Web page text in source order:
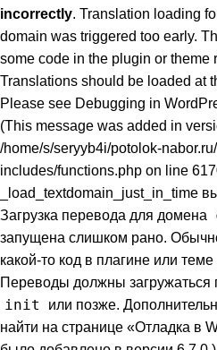
incorrectly. Translation loading
domain was triggered too early.
some code in the plugin or theme
Translations should be loaded at
Please see Debugging in
(This message was added in
/home/s/seryyb4i/potolok-
includes/functions.php on line
_load_textdomain_just_in_time
Загрузка перевода для домена
запущена слишком рано.
какой-то код в плагине или
Переводы должны загружаться
init
или позже.
найти на странице «Отладка в